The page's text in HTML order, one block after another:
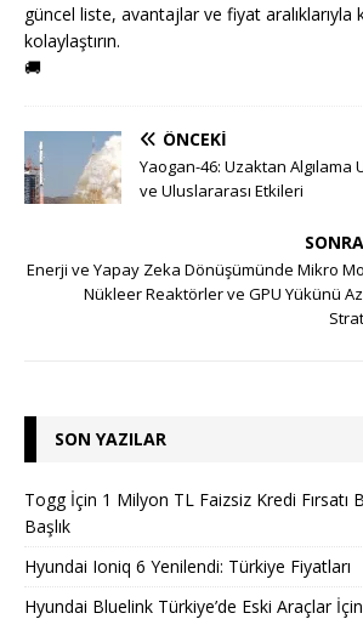
güncel liste, avantajlar ve fiyat aralıklarıyla
kolaylaştırın.
🚚
ÖNCEKI
Yaogan-46: Uzaktan Algılama
ve Uluslararası Etkileri
Enerji ve Yapay Zeka Dönüşümünde Mikro
Nükleer Reaktörler ve GPU Yükünü
SON YAZILAR
Togg İçin 1 Milyon TL Faizsiz Kredi Fırsatı
Başlık
Hyundai Ioniq 6 Yenilendi: Türkiye Fiyatları
Hyundai Bluelink Türkiye’de Eski Araçlar